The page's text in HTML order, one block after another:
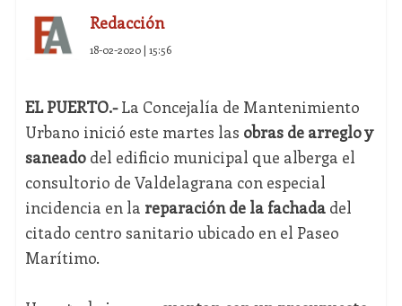
Redacción
18-02-2020 | 15:56
EL PUERTO.-La Concejalía de Mantenimiento
Urbano inició este martes las obras de arreglo y
saneadodel edificio municipal que alberga el
consultorio de Valdelagrana con especial
incidencia en la reparación de la fachadadel
citado centro sanitario ubicado en el Paseo
Marítimo.